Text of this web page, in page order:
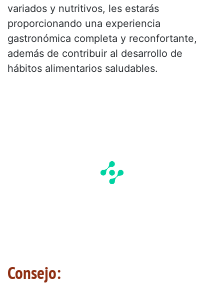
variados y nutritivos, les estarás
proporcionando una experiencia
gastronómica completa y reconfortante,
además de contribuir al desarrollo de
hábitos alimentarios saludables.
Consejo: